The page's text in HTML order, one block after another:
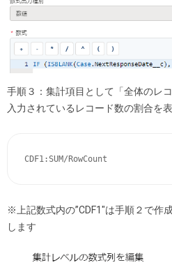
手順３：集計項目として「全体のレ
入力されているレコード数の割合を
CDF1:SUM/RowCount
※上記数式内の”CDF1″は手順２で作
します